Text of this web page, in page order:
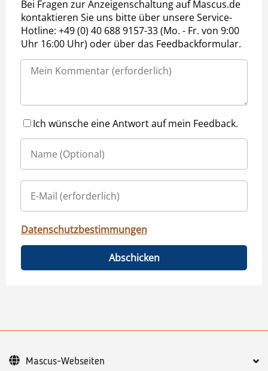
Bei Fragen zur Anzeigenschaltung auf Mascus.de
kontaktieren Sie uns bitte über unsere Service-
Hotline: +49 (0) 40 688 9157-33 (Mo. - Fr. von 9:00
Uhr 16:00 Uhr) oder über das Feedbackformular.
Ich wünsche eine Antwort auf mein Feedback.
Datenschutzbestimmungen
Abschicken
Mascus-Webseiten